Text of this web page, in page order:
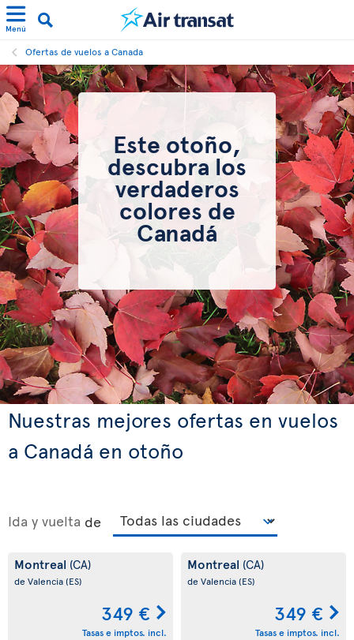
Menú
Ofertas de vuelos a Canada
Este otoño,
descubra los
verdaderos
colores de
Canadá
Nuestras mejores ofertas en vuelos
a Canadá en otoño
Ida y vuelta de
Montreal (CA)
de Valencia(ES)
349 €
Tasas e imptos. incl.
Montreal (CA)
de Valencia(ES)
349 €
Tasas e imptos. incl.